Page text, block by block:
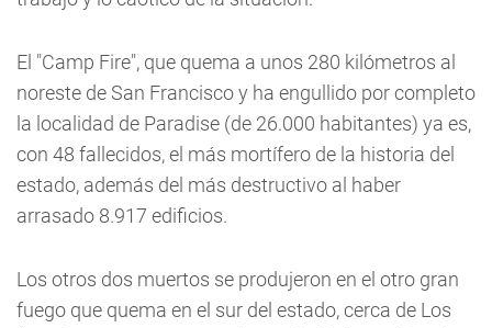
El "Camp Fire", que quema a unos 280 kilómetros al
noreste de San Francisco y ha engullido por completo
la localidad de Paradise (de 26.000 habitantes) ya es,
con 48 fallecidos, el más mortífero de la historia del
estado, además del más destructivo al haber
arrasado 8.917 edificios.
Los otros dos muertos se produjeron en el otro gran
fuego que quema en el sur del estado, cerca de Los